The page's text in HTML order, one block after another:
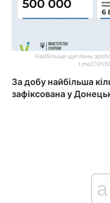
Найбільще щеплень
t.me/
За добу найбільша
зафіксована у